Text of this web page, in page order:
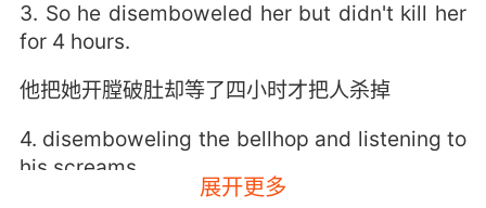
3. So he disemboweled her but didn't kill her
for 4 hours.
他把她开膛破肚却等了四小时才把人杀掉
4. disemboweling the bellhop and listening to
his screams.
展开更多